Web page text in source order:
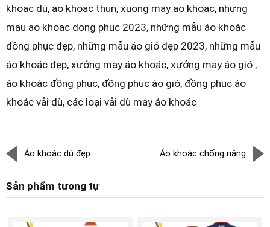
khoac du, ao khoac thun, xuong may ao khoac, nhưng
mau ao khoac dong phuc 2023, những mẫu áo khoác
đồng phục đẹp, những mẫu áo gió đẹp 2023, những mẫu
áo khoác đẹp, xưởng may áo khoác, xưởng may áo gió ,
áo khoác đồng phục, đồng phục áo gió, đồng phục áo
khoác vải dù, các loại vải dù may áo khoác
Áo khoác chống nắng
Áo khoác dù đẹp
Sản phẩm tương tự